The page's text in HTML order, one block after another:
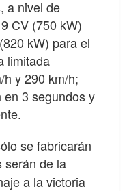
a nivel de
CV (750 kW)
kW) para el
limitada
y 290 km/h;
3 segundos y
se fabricarán
serán de la
a la victoria